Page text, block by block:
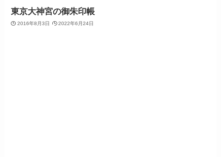
東京大神宮の御朱印帳
2016年8月3日 2022年6月24日